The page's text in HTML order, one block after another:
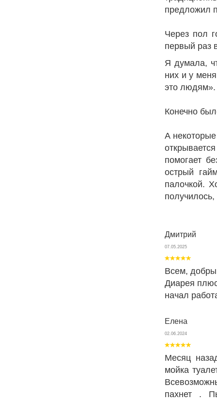
предложил
Через пол
первый раз
Я думала,
них и у
это людям».
Конечно
А
помогает
острый
палочкой.
Дмитрий
07.05.2025
Всем,
Диарея
начал
Елена
02.06.2024
Месяц
мойка
пахнет .